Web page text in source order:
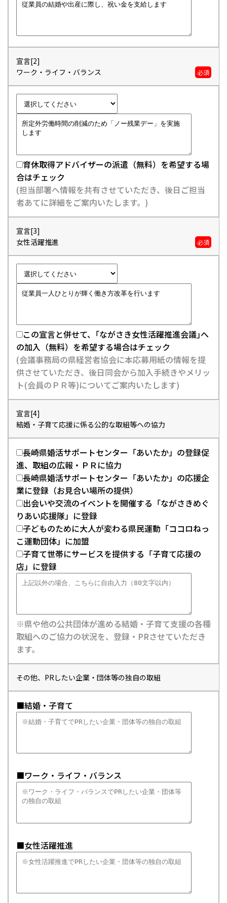
宣言[2]
ワーク・ライフ・バランス
必須
育休取得アドバイザーの派遣（無料）を希望する場
合はチェック
(担当部署へ情報を共有させていただき、後日ご担当
者あてに詳細をご案内いたします。)
宣言[3]
女性活躍推進
必須
この宣言と併せて、｢ながさき女性活躍推進会議｣へ
の加入（無料）を希望する場合はチェック
(会議事務局の県経営者協会に本応募用紙の情報を提
供させていただき、後日同会から加入手続きやメリッ
ト(会員のＰＲ等)についてご案内いたします)
宣言[4]
結婚・子育て応援に係る公的な取組等への協力
長崎県婚活サポートセンター「あいたか」の登録促
進、取組の広報・ＰＲに協力
長崎県婚活サポートセンター「あいたか」の応援企
業に登録（お見合い場所の提供）
出会いや交流のイベントを開催する「ながさきめぐ
りあい応援隊」に登録
子どものために大人が変わる県民運動「ココロねっ
こ運動団体」に加盟
子育て世帯にサービスを提供する「子育て応援の
店」に登録
※県や他の公共団体が進める結婚・子育て支援の各種
取組へのご協力の状況を、登録・PRさせていただき
ます。
その他、PRしたい企業・団体等の独自の取組
■結婚・子育て
■ワーク・ライフ・バランス
■女性活躍推進